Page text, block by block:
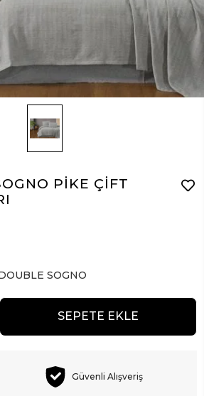
PİKE ÇİFT
SOGNO
SEPETE EKLE
Güvenli Alışveriş